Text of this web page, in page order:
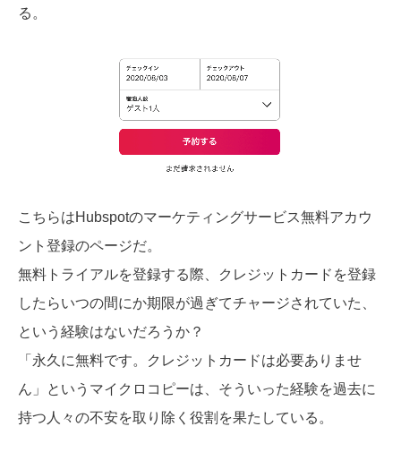
る。
こちらはHubspotのマーケティングサービス無料アカウ
ント登録のページだ。
無料トライアルを登録する際、クレジットカードを登録
したらいつの間にか期限が過ぎてチャージされていた、
という経験はないだろうか？
「永久に無料です。クレジットカードは必要ありませ
ん」というマイクロコピーは、そういった経験を過去に
持つ人々の不安を取り除く役割を果たしている。